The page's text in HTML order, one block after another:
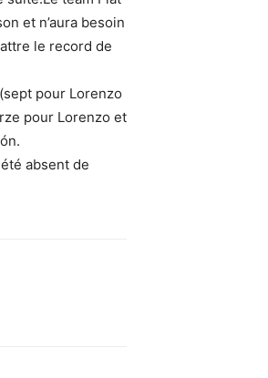
et n’aura besoin
le record de
pour Lorenzo
pour Lorenzo et
absent de